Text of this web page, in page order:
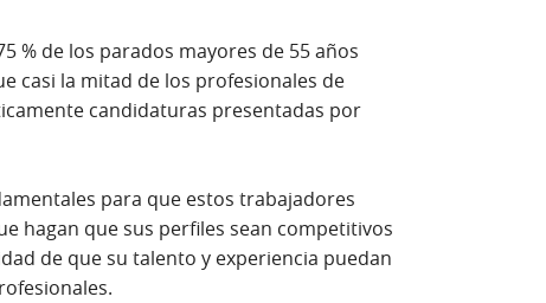
% de los parados mayores de 55 años
casi la mitad de los profesionales de
candidaturas presentadas por
para que estos trabajadores
hagan que sus perfiles sean competitivos
de que su talento y experiencia puedan